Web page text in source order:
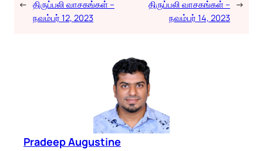
← திருப்பலி வாசகங்கள் –
நவம்பர் 12, 2023
திருப்பலி வாசகங்கள் –
நவம்பர் 14, 2023
→
Pradeep Augustine